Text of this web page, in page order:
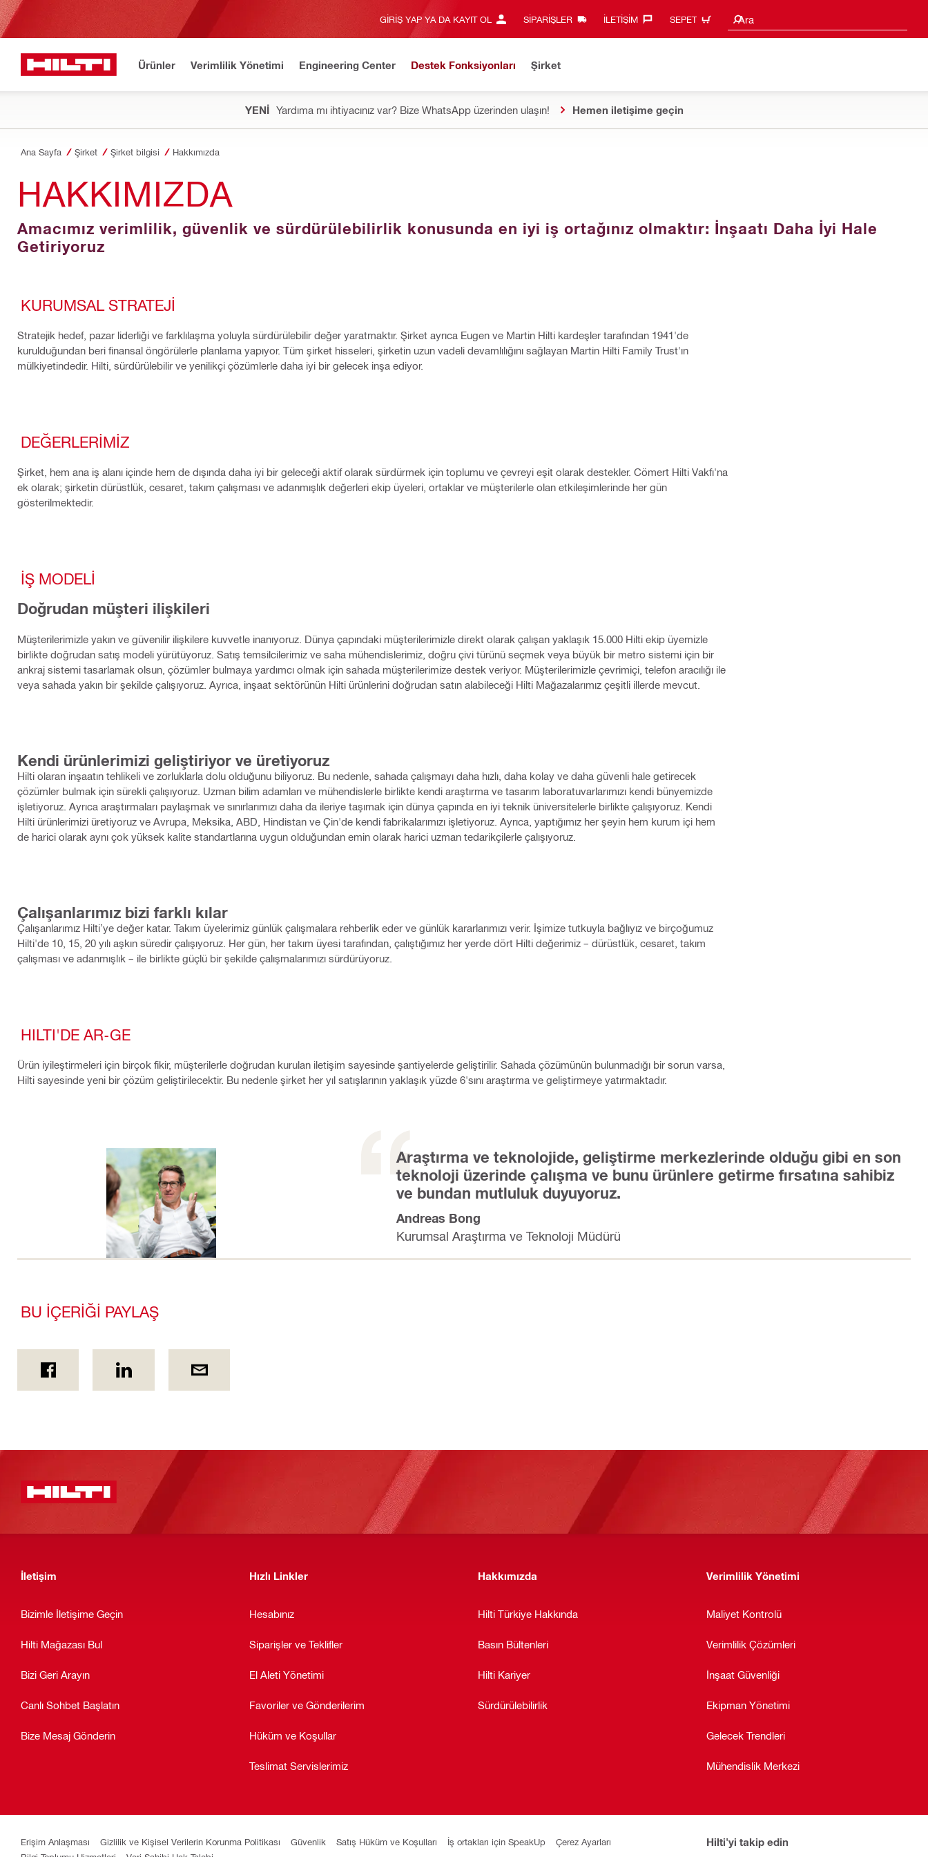
GIRIŞ YAP YA DA KAYIT OL SIPARIŞLER İLETIŞIM‎ SEPET Ara
Arama Önerileri
Ürünler Verimlilik Yönetimi Engineering Center Destek Fonksiyonları Şirket
YENİ Yardıma mı ihtiyacınız var? Bize WhatsApp üzerinden ulaşın! Hemen iletişime geçin
Ana Sayfa Şirket Şirket bilgisi Hakkımızda
HAKKIMIZDA
Amacımız verimlilik, güvenlik ve sürdürülebilirlik konusunda en iyi iş ortağınız olmaktır: İnşaatı Daha İyi Hale
Getiriyoruz
KURUMSAL STRATEJI
Stratejik hedef, pazar liderliği ve farklılaşma yoluyla sürdürülebilir değer yaratmaktır. Şirket ayrıca Eugen ve Martin Hilti kardeşler tarafından 1941'de
kurulduğundan beri finansal öngörülerle planlama yapıyor. Tüm şirket hisseleri, şirketin uzun vadeli devamlılığını sağlayan Martin Hilti Family Trust'ın
mülkiyetindedir. Hilti, sürdürülebilir ve yenilikçi çözümlerle daha iyi bir gelecek inşa ediyor.
DEĞERLERIMIZ
Şirket, hem ana iş alanı içinde hem de dışında daha iyi bir geleceği aktif olarak sürdürmek için toplumu ve çevreyi eşit olarak destekler. Cömert Hilti Vakfı'na
ek olarak; şirketin dürüstlük, cesaret, takım çalışması ve adanmışlık değerleri ekip üyeleri, ortaklar ve müşterilerle olan etkileşimlerinde her gün
gösterilmektedir.
İŞ MODELI
Doğrudan müşteri ilişkileri
Müşterilerimizle yakın ve güvenilir ilişkilere kuvvetle inanıyoruz. Dünya çapındaki müşterilerimizle direkt olarak çalışan yaklaşık 15.000 Hilti ekip üyemizle
birlikte doğrudan satış modeli yürütüyoruz. Satış temsilcilerimiz ve saha mühendislerimiz, doğru çivi türünü seçmek veya büyük bir metro sistemi için bir
ankraj sistemi tasarlamak olsun, çözümler bulmaya yardımcı olmak için sahada müşterilerimize destek veriyor. Müşterilerimizle çevrimiçi, telefon aracılığı ile
veya sahada yakın bir şekilde çalışıyoruz. Ayrıca, inşaat sektörünün Hilti ürünlerini doğrudan satın alabileceği Hilti Mağazalarımız çeşitli illerde mevcut.
Kendi ürünlerimizi geliştiriyor ve üretiyoruz
Hilti olaran inşaatın tehlikeli ve zorluklarla dolu olduğunu biliyoruz. Bu nedenle, sahada çalışmayı daha hızlı, daha kolay ve daha güvenli hale getirecek
çözümler bulmak için sürekli çalışıyoruz. Uzman bilim adamları ve mühendislerle birlikte kendi araştırma ve tasarım laboratuvarlarımızı kendi bünyemizde
işletiyoruz. Ayrıca araştırmaları paylaşmak ve sınırlarımızı daha da ileriye taşımak için dünya çapında en iyi teknik üniversitelerle birlikte çalışıyoruz. Kendi
Hilti ürünlerimizi üretiyoruz ve Avrupa, Meksika, ABD, Hindistan ve Çin'de kendi fabrikalarımızı işletiyoruz. Ayrıca, yaptığımız her şeyin hem kurum içi hem
de harici olarak aynı çok yüksek kalite standartlarına uygun olduğundan emin olarak harici uzman tedarikçilerle çalışıyoruz.
Çalışanlarımız bizi farklı kılar
Çalışanlarımız Hilti’ye değer katar. Takım üyelerimiz günlük çalışmalara rehberlik eder ve günlük kararlarımızı verir. İşimize tutkuyla bağlıyız ve birçoğumuz
Hilti'de 10, 15, 20 yılı aşkın süredir çalışıyoruz. Her gün, her takım üyesi tarafından, çalıştığımız her yerde dört Hilti değerimiz – dürüstlük, cesaret, takım
çalışması ve adanmışlık – ile birlikte güçlü bir şekilde çalışmalarımızı sürdürüyoruz.
HILTI'DE AR-GE
Ürün iyileştirmeleri için birçok fikir, müşterilerle doğrudan kurulan iletişim sayesinde şantiyelerde geliştirilir. Sahada çözümünün bulunmadığı bir sorun varsa,
Hilti sayesinde yeni bir çözüm geliştirilecektir. Bu nedenle şirket her yıl satışlarının yaklaşık yüzde 6'sını araştırma ve geliştirmeye yatırmaktadır.
Araştırma ve teknolojide, geliştirme merkezlerinde olduğu gibi en son
teknoloji üzerinde çalışma ve bunu ürünlere getirme fırsatına sahibiz
ve bundan mutluluk duyuyoruz.
Andreas Bong
Kurumsal Araştırma ve Teknoloji Müdürü
BU İÇERİĞİ PAYLAŞ
İletişim
Bizimle İletişime Geçin
Hilti Mağazası Bul
Bizi Geri Arayın
Canlı Sohbet Başlatın
Bize Mesaj Gönderin
Hızlı Linkler
Hesabınız
Siparişler ve Teklifler
El Aleti Yönetimi
Favoriler ve Gönderilerim
Hüküm ve Koşullar
Teslimat Servislerimiz
Hakkımızda
Hilti Türkiye Hakkında
Basın Bültenleri
Hilti Kariyer
Sürdürülebilirlik
Verimlilik Yönetimi
Maliyet Kontrolü
Verimlilik Çözümleri
İnşaat Güvenliği
Ekipman Yönetimi
Gelecek Trendleri
Mühendislik Merkezi
Erişim Anlaşması Gizlilik ve Kişisel Verilerin Korunma Politikası Güvenlik Satış Hüküm ve Koşulları İş ortakları için SpeakUp
Çerez Ayarları
Hilti'yi takip edin